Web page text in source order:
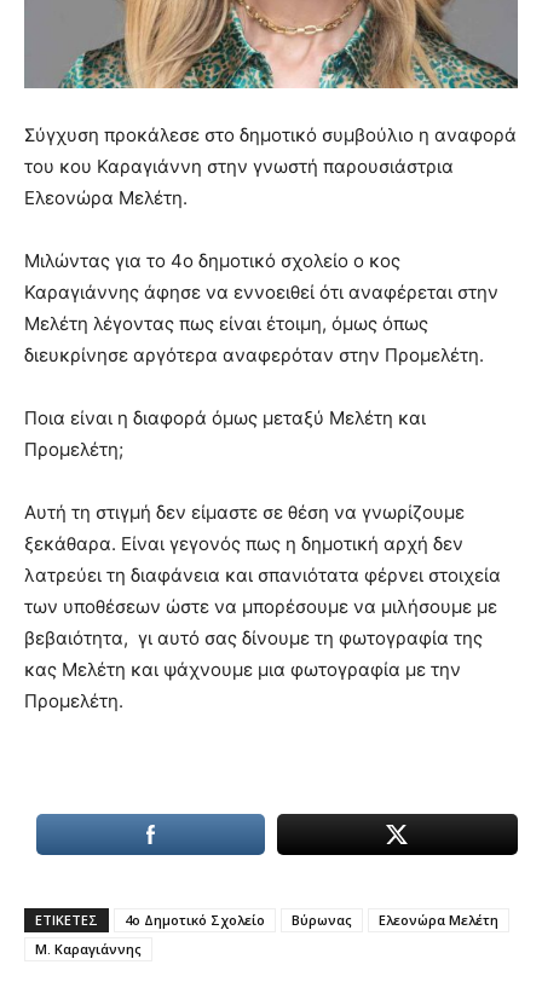
pornhun
porn
Σύγχυση προκάλεσε στο δημοτικό συμβούλιο η αναφορά
του κου Καραγιάννη στην γνωστή παρουσιάστρια
Ελεονώρα Μελέτη.
Μιλώντας για το 4ο δημοτικό σχολείο ο κος
Καραγιάννης άφησε να εννοειθεί ότι αναφέρεται στην
Μελέτη λέγοντας πως είναι έτοιμη, όμως όπως
διευκρίνησε αργότερα αναφερόταν στην Προμελέτη.
Ποια είναι η διαφορά όμως μεταξύ Μελέτη και
Προμελέτη;
Αυτή τη στιγμή δεν είμαστε σε θέση να γνωρίζουμε
ξεκάθαρα. Είναι γεγονός πως η δημοτική αρχή δεν
λατρεύει τη διαφάνεια και σπανιότατα φέρνει στοιχεία
των υποθέσεων ώστε να μπορέσουμε να μιλήσουμε με
βεβαιότητα, γι αυτό σας δίνουμε τη φωτογραφία της
κας Μελέτη και ψάχνουμε μια φωτογραφία με την
Προμελέτη.
ΕΤΙΚΕΤΕΣ 4ο Δημοτικό Σχολείο Βύρωνας
Ελεονώρα Μελέτη
Μ. Καραγιάννης